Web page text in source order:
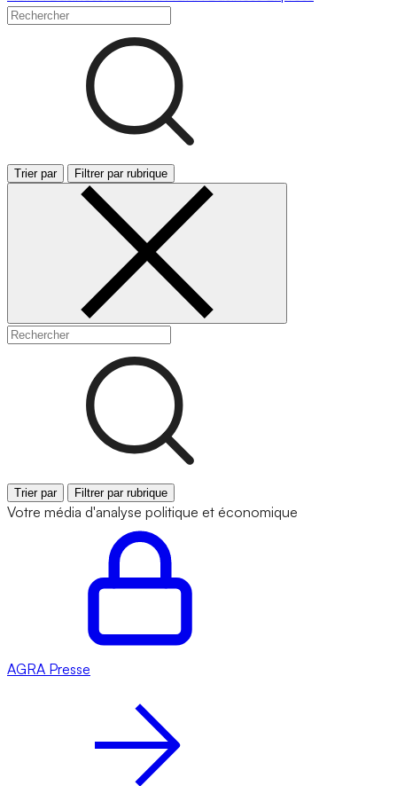
Trier par Filtrer par rubrique
Trier par Filtrer par rubrique
Votre média d'analyse politique et économique
AGRA Presse